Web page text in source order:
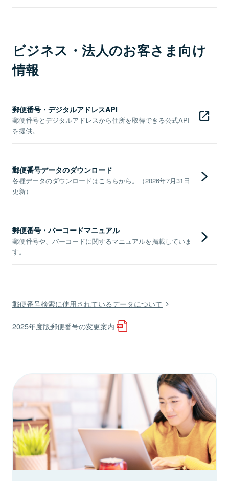
ビジネス・法人のお客さま向け
情報
郵便番号・デジタルアドレスAPI
郵便番号とデジタルアドレスから住所を取得できる公式API
を提供。
郵便番号データのダウンロード
各種データのダウンロードはこちらから。（2026年7月31日
更新）
郵便番号・バーコードマニュアル
郵便番号や、バーコードに関するマニュアルを掲載していま
す。
郵便番号検索に使用されているデータについて
2025年度版郵便番号の変更案内